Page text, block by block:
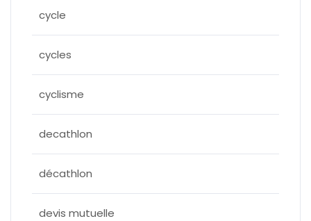
cycle
cycles
cyclisme
decathlon
décathlon
devis mutuelle